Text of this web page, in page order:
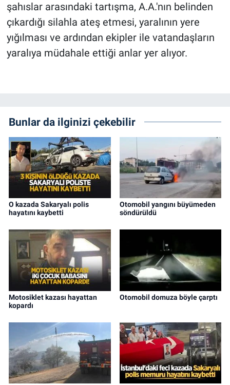
şahıslar arasındaki tartışma, A.A.'nın belinden
çıkardığı silahla ateş etmesi, yaralının yere
yığılması ve ardından ekipler ile vatandaşların
yaralıya müdahale ettiği anlar yer alıyor.
Bunlar da ilginizi çekebilir
O kazada Sakaryalı polis
hayatını kaybetti
Otomobil yangını büyümeden
söndürüldü
Motosiklet kazası hayattan
kopardı
Otomobil domuza böyle çarptı